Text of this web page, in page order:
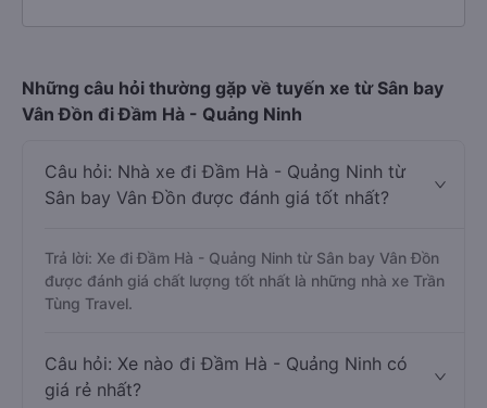
Những câu hỏi thường gặp về tuyến xe từ Sân bay
Vân Đồn đi Đầm Hà - Quảng Ninh
Câu hỏi: Nhà xe đi Đầm Hà - Quảng Ninh từ
Sân bay Vân Đồn được đánh giá tốt nhất?
Trả lời: Xe đi Đầm Hà - Quảng Ninh từ Sân bay Vân Đồn
được đánh giá chất lượng tốt nhất là những nhà xe Trần
Tùng Travel.
Câu hỏi: Xe nào đi Đầm Hà - Quảng Ninh có
giá rẻ nhất?